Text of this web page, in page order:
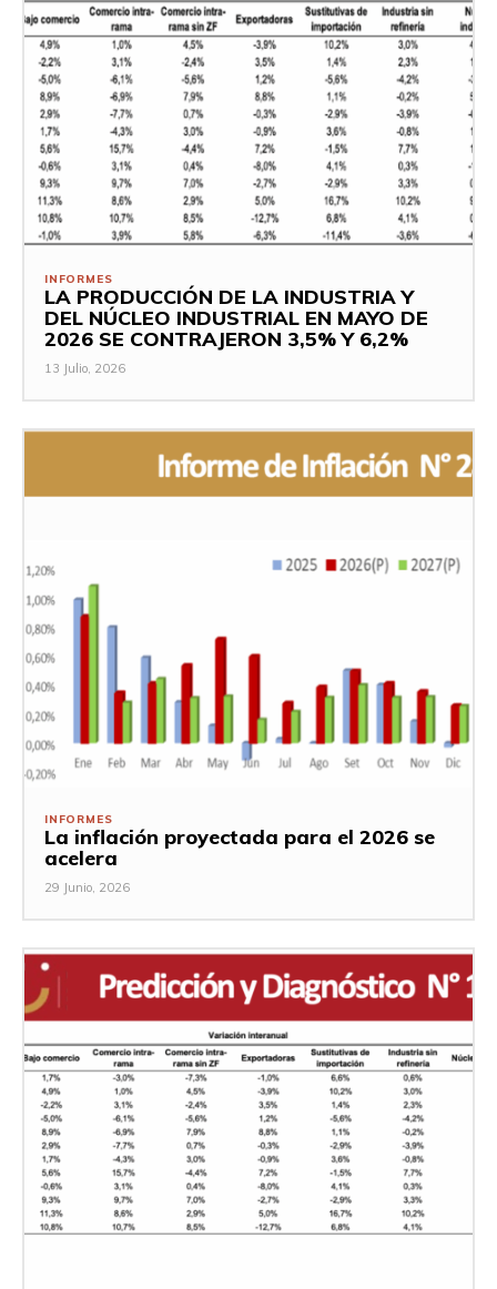
INFORMES
LA PRODUCCIÓN DE LA INDUSTRIA Y
DEL NÚCLEO INDUSTRIAL EN MAYO DE
2026 SE CONTRAJERON 3,5% Y 6,2%
13 Julio, 2026
INFORMES
La inflación proyectada para el 2026 se
acelera
29 Junio, 2026